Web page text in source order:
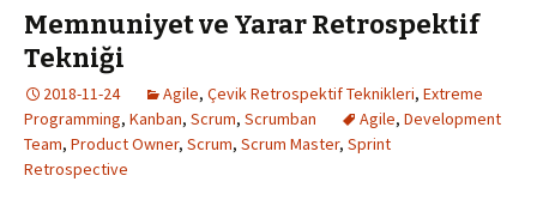
Memnuniyet ve Yarar Retrospektif
Tekniği
2018-11-24 Agile, Çevik Retrospektif Teknikleri, Extreme
Programming, Kanban, Scrum, Scrumban Agile, Development
Team, Product Owner, Scrum, Scrum Master, Sprint
Retrospective